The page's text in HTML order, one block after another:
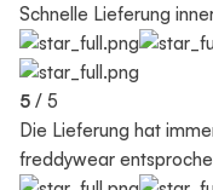
Schnelle Lieferung
5 / 5
Die Lieferung hat
freddywear